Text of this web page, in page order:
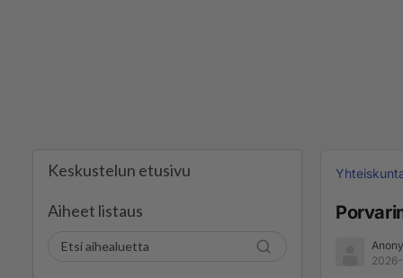
Keskustelun etusivu
Aiheet listaus